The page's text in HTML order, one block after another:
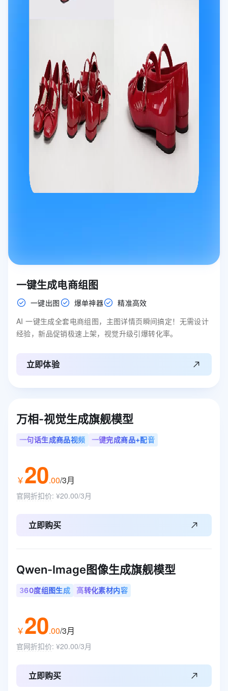
一键生成电商组图
一键出图 爆单神器
精准高效
AI 一键生成全套电商组图，主图详情页瞬间搞定！无需设计
经验，新品促销极速上架，视觉升级引爆转化率。
立即体验
万相-视觉生成旗舰模型
一句话生成商品视频 一键完成商品+配音
￥20.00/3月
官网折扣价: ¥20.00/3月
立即购买
Qwen-Image图像生成旗舰模型
360度组图生成 高转化素材内容
￥20.00/3月
官网折扣价: ¥20.00/3月
立即购买